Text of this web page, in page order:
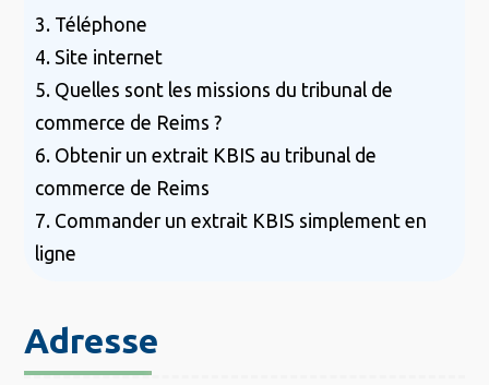
3. Téléphone
4. Site internet
5. Quelles sont les missions du tribunal de
commerce de Reims ?
6. Obtenir un extrait KBIS au tribunal de
commerce de Reims
7. Commander un extrait KBIS simplement en
ligne
Adresse